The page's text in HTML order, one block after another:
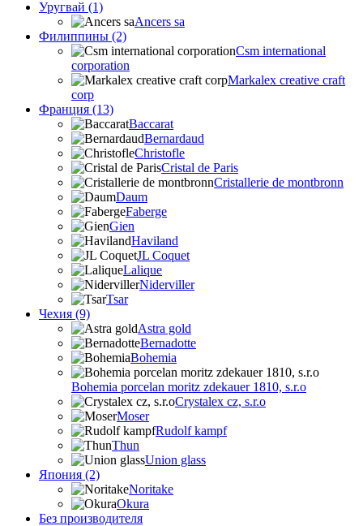
Уругвай (1)
Ancers sa
Филиппины (2)
Csm international
corporation
Markalex creative craft
corp
Франция (13)
Baccarat
Bernardaud
Christofle
Cristal de Paris
Cristallerie de montbronn
Daum
Faberge
Gien
Haviland
JL Coquet
Lalique
Niderviller
Tsar
Чехия (9)
Astra gold
Bernadotte
Bohemia
Bohemia porcelan moritz zdekauer 1810, s.r.o
Crystalex cz, s.r.o
Moser
Rudolf kampf
Thun
Union glass
Япония (2)
Noritake
Okura
Без производителя